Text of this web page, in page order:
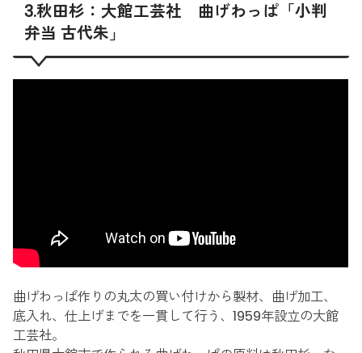
3.秋田杉：大館工芸社 曲げわっぱ「小判
弁当 古代朱」
曲げわっぱ作りの丸太の買い付けから製材、曲げ加工、
底入れ、仕上げまでを一貫して行う、1959年設立の大館
工芸社。